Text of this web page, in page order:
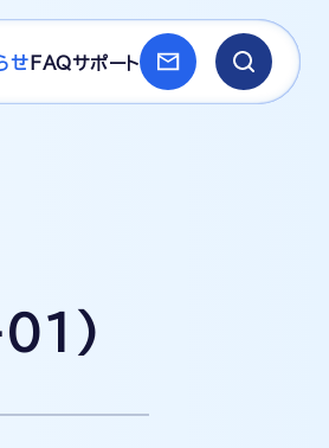
せ FAQサポート
01)